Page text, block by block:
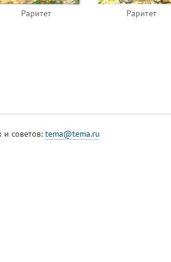
Раритет Раритет
и советов: tema@tema.ru